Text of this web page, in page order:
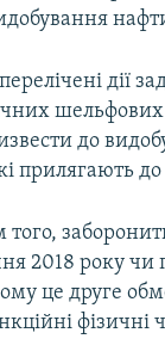
дії
до
прилягають до
заборонить
2018 року
це друге